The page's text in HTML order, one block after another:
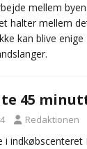
mellem
halter mellem
kan blive
45
Redaktionen
i indkøbscenteret